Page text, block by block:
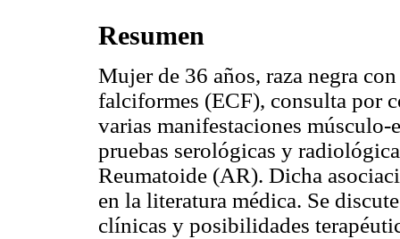
Resumen
Mujer de 36 años, raza negra
falciformes (ECF), consulta por
varias manifestaciones músculo-
pruebas serológicas y
Reumatoide (AR). Dicha
en la literatura médica. Se
clínicas y posibilidades